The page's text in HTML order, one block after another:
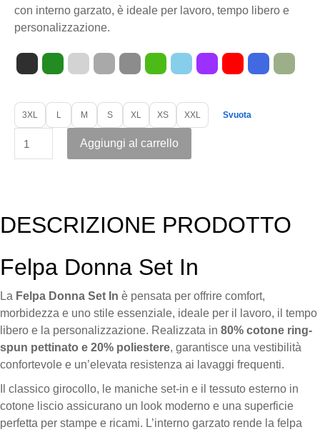
con interno garzato, è ideale per lavoro, tempo libero e
personalizzazione.
3XL L M S XL XS XXL Svuota
Aggiungi al carrello
DESCRIZIONE PRODOTTO
Felpa Donna Set In
La Felpa Donna Set In è pensata per offrire comfort,
morbidezza e uno stile essenziale, ideale per il lavoro, il tempo
libero e la personalizzazione. Realizzata in 80% cotone ring-
spun pettinato e 20% poliestere, garantisce una vestibilità
confortevole e un’elevata resistenza ai lavaggi frequenti.
Il classico girocollo, le maniche set-in e il tessuto esterno in
cotone liscio assicurano un look moderno e una superficie
perfetta per stampe e ricami. L’interno garzato rende la felpa